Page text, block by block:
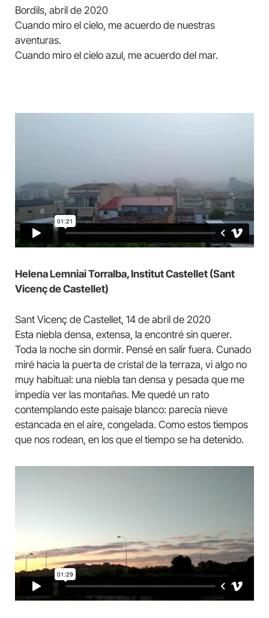
Bordils, abril de 2020
Cuando miro el cielo, me acuerdo de nuestras
aventuras.
Cuando miro el cielo azul, me acuerdo del mar.
Helena Lemniai Torralba, Institut Castellet (Sant
Vicenç de Castellet)
Sant Vicenç de Castellet, 14 de abril de 2020
Esta niebla densa, extensa, la encontré sin querer.
Toda la noche sin dormir. Pensé en salir fuera. Cunado
miré hacia la puerta de cristal de la terraza, vi algo no
muy habitual: una niebla tan densa y pesada que me
impedía ver las montañas. Me quedé un rato
contemplando este paisaje blanco: parecía nieve
estancada en el aire, congelada. Como estos tiempos
que nos rodean, en los que el tiempo se ha detenido.